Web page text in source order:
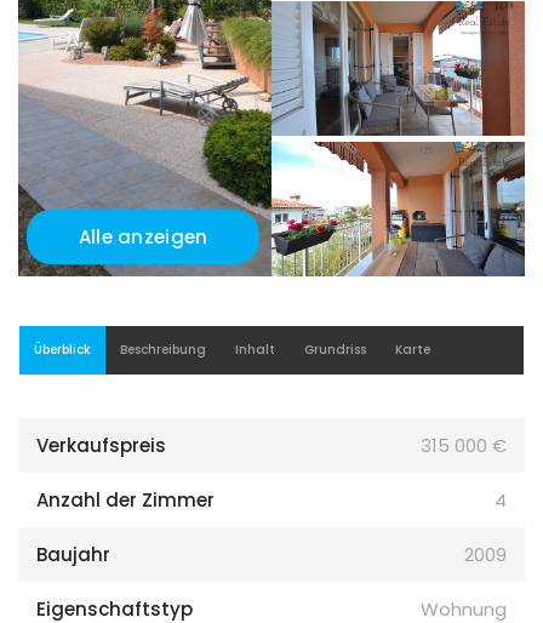
Alle anzeigen
Überblick Beschreibung Inhalt Grundriss Karte
Verkaufspreis 315 000 €
Anzahl der Zimmer 4
Baujahr 2009
Eigenschaftstyp Wohnung